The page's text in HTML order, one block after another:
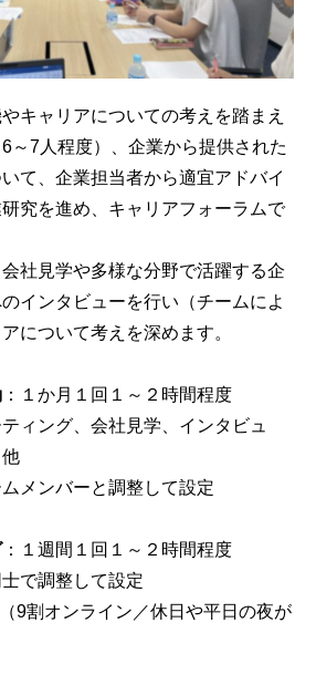
キャリアについての考えを踏まえ
～7人程度）、企業から提供された
て、企業担当者から適宜アドバイ
究を進め、キャリアフォーラムで
社見学や多様な分野で活躍する企
インタビューを行い（チームによ
について考えを深めます。
：１か月１回１～２時間程度
ィング、会社見学、インタビュ
メンバーと調整して設定
：１週間１回１～２時間程度
で調整して設定
9割オンライン／休日や平日の夜が